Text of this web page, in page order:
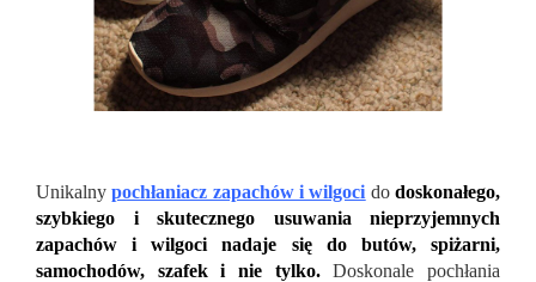
Unikalnypochłaniacz zapachów i wilgoci dodoskonałego,
szybkiego i skutecznego usuwania nieprzyjemnych
zapachów i wilgoci nadaje się do butów, spiżarni,
samochodów, szafek i nie tylko.Doskonale pochłania